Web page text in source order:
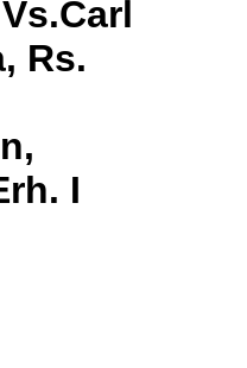
Rs.
I